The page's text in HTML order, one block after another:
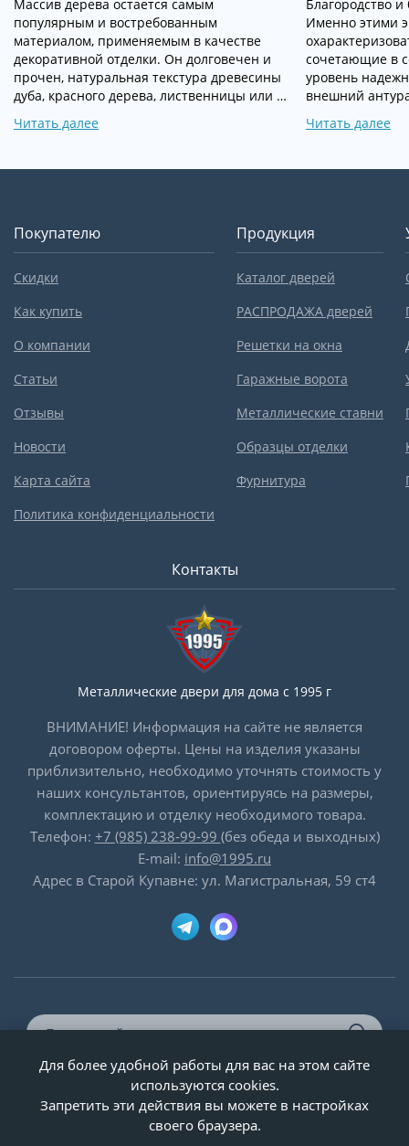
Массив дерева остается самым
популярным и востребованным
материалом, применяемым в качестве
декоративной отделки. Он долговечен и
прочен, натуральная текстура древесины
дуба, красного дерева, лиственницы или …
Читать далее
Благородство
Именно этими
сочетающие в
уровень
внешний
Читать далее
Покупателю
Скидки
Как купить
О компании
Статьи
Отзывы
Новости
Карта сайта
Политика конфиденциальности
Продукция
Каталог дверей
РАСПРОДАЖА дверей
Решетки на окна
Гаражные ворота
Металлические ставни
Образцы отделки
Фурнитура
Контакты
Металлические двери для дома с 1995 г
ВНИМАНИЕ! Информация на сайте не является
договором оферты. Цены на изделия указаны
приблизительно, необходимо уточнять стоимость у
наших консультантов, ориентируясь на размеры,
комплектацию и отделку необходимого товара.
Телефон: +7 (985) 238-99-99 (без обеда и выходных)
E-mail: info@1995.ru
Адрес в Старой Купавне: ул. Магистральная, 59 ст4
© ООО «Двери-и-точка», ИНН 5020092947, 1995-2026 г.
Для более удобной работы для вас на этом сайте
используются cookies.
Запретить эти действия вы можете в настройках
своего браузера.